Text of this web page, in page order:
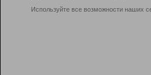
Используйте все возможности наших